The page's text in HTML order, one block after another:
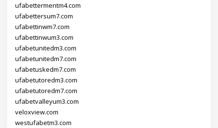
ufabettermentm4.com
ufabettersum7.com
ufabettinwm7.com
ufabettinwum3.com
ufabetunitedm3.com
ufabetunitedm7.com
ufabetuskedm7.com
ufabetutoredm3.com
ufabetutoredm7.com
ufabetvalleyum3.com
veloxview.com
westufabetm3.com